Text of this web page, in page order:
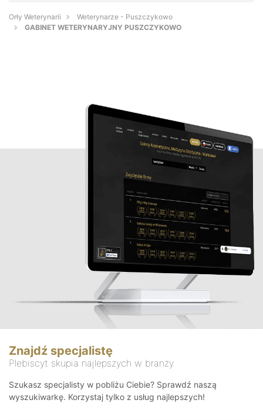
Orły Weterynarii
Weterynarze - Puszczykowo
GABINET WETERYNARYJNY PUSZCZYKOWO
Znajdź specjalistę
Plebiscyt skupia najlepszych w branży
Szukasz specjalisty w pobliżu Ciebie? Sprawdź naszą
wyszukiwarkę. Korzystaj tylko z usług najlepszych!